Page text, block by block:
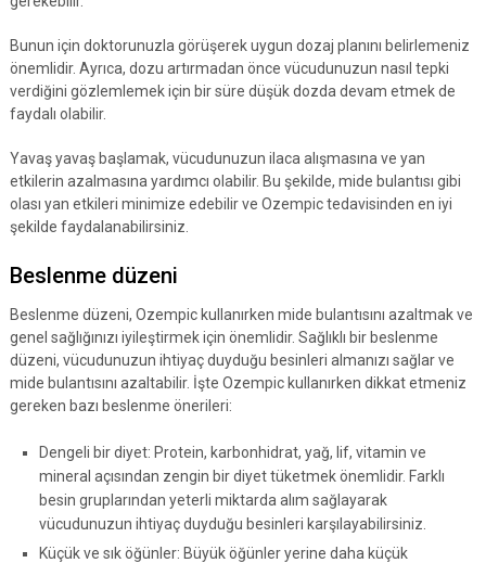
Bunun için doktorunuzla görüşerek uygun dozaj planını belirlemeniz
önemlidir. Ayrıca, dozu artırmadan önce vücudunuzun nasıl tepki
verdiğini gözlemlemek için bir süre düşük dozda devam etmek de
faydalı olabilir.
Yavaş yavaş başlamak, vücudunuzun ilaca alışmasına ve yan
etkilerin azalmasına yardımcı olabilir. Bu şekilde, mide bulantısı gibi
olası yan etkileri minimize edebilir ve Ozempic tedavisinden en iyi
şekilde faydalanabilirsiniz.
Beslenme düzeni
Beslenme düzeni, Ozempic kullanırken mide bulantısını azaltmak ve
genel sağlığınızı iyileştirmek için önemlidir. Sağlıklı bir beslenme
düzeni, vücudunuzun ihtiyaç duyduğu besinleri almanızı sağlar ve
mide bulantısını azaltabilir. İşte Ozempic kullanırken dikkat etmeniz
gereken bazı beslenme önerileri:
Dengeli bir diyet: Protein, karbonhidrat, yağ, lif, vitamin ve
mineral açısından zengin bir diyet tüketmek önemlidir. Farklı
besin gruplarından yeterli miktarda alım sağlayarak
vücudunuzun ihtiyaç duyduğu besinleri karşılayabilirsiniz.
Küçük ve sık öğünler: Büyük öğünler yerine daha küçük